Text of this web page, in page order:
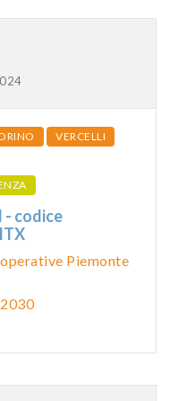
VERCELLI
- codice
Piemonte